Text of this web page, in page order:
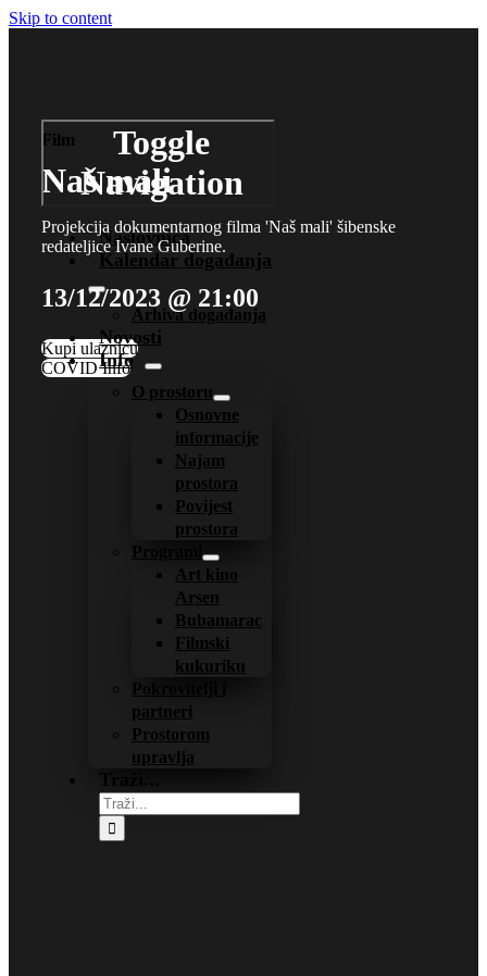
Skip to content
Toggle
Navigation
Naslovnica
Kalendar događanja
Arhiva događanja
Novosti
Info
O prostoru
Osnovne
informacije
Najam
prostora
Povijest
prostora
Programi
Art kino
Arsen
Bubamarac
Filmski
kukuriku
Pokrovitelji i
partneri
Prostorom
upravlja
Film
Naš mali
Projekcija dokumentarnog filma 'Naš mali' šibenske
redateljice Ivane Guberine.
13/12/2023 @ 21:00
Kupi ulaznicu
COVID Info